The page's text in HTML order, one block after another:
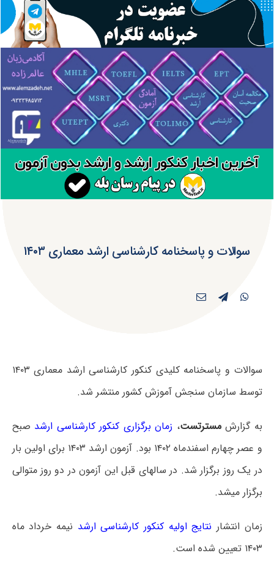
سوالات و پاسخنامه کارشناسی ارشد معماری ۱۴۰۳
سوالات و پاسخنامه کلیدی کنکور کارشناسی ارشد معماری ۱۴۰۳
توسط سازمان سنجش آموزش کشور منتشر شد.
به گزارشمسترتست، زمان برگزاری کنکور کارشناسی ارشد صبح
و عصر چهارم اسفندماه ۱۴۰۲ بود. آزمون ارشد ۱۴۰۳ برای اولین بار
در یک روز برگزار شد. در سالهای قبل این آزمون در دو روز متوالی
برگزار میشد.
زمان انتشار نتایج اولیه کنکور کارشناسی ارشد نیمه خرداد ماه
۱۴۰۳ تعیین شده است.